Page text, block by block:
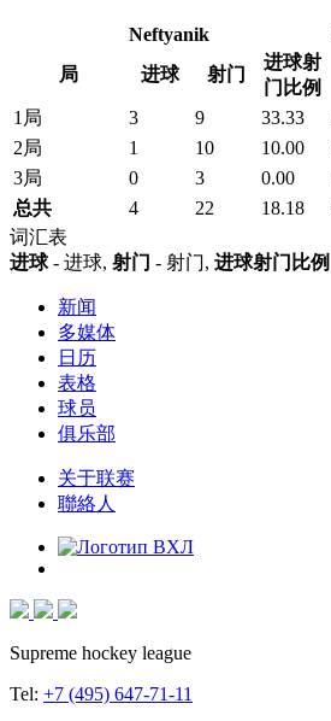
Neftyanik
局
进球 射门
进球射
门比例
1局
3 9 33.33
2局
1 10 10.00
3局
0 3 0.00
总共
4 22 18.18
词汇表
进球- 进球, 射门 - 射门, 进球射门比例
新闻
多媒体
日历
表格
球员
俱乐部
关于联赛
聯絡人
Supreme hockey league
Tel: +7 (495) 647-71-11